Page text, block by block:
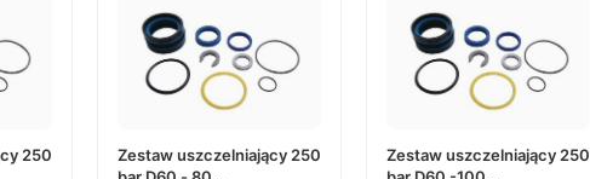
250
Zestaw uszczelniający 250
Zestaw uszczelniający 250